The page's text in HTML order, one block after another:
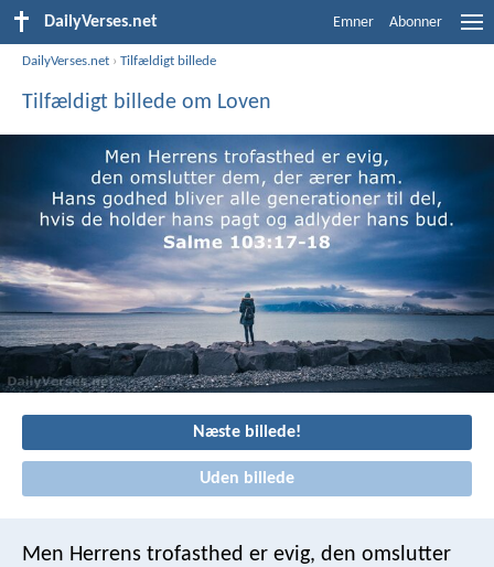
DailyVerses.net Emner Abonner
DailyVerses.net ›Tilfældigt billede
Tilfældigt billede om Loven
Næste billede!
Uden billede
Men Herrens trofasthed er evig, den omslutter